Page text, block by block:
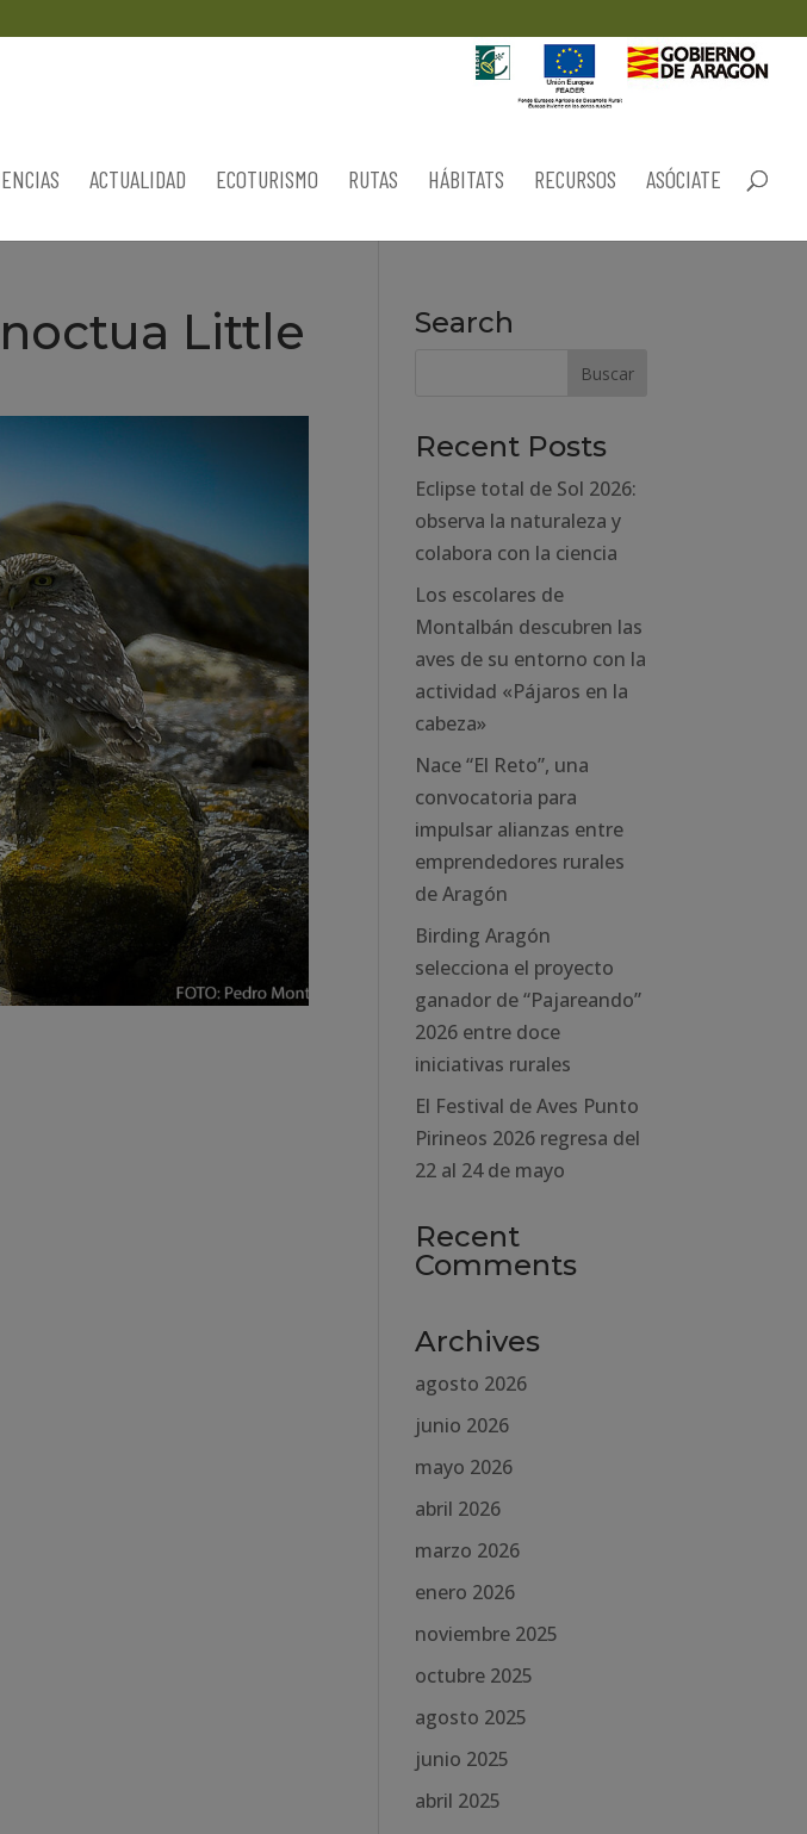
ACTUALIDAD ECOTURISMO RUTAS HÁBITATS RECURSOS ASÓCIATE
Little
Search
Recent Posts
Eclipse total de Sol 2026:
observa la naturaleza y
colabora con la ciencia
Los escolares de
Montalbán descubren las
aves de su entorno con la
actividad «Pájaros en la
cabeza»
Nace “El Reto”, una
convocatoria para
impulsar alianzas entre
emprendedores rurales
de Aragón
Birding Aragón
selecciona el proyecto
ganador de “Pajareando”
2026 entre doce
iniciativas rurales
El Festival de Aves Punto
Pirineos 2026 regresa del
22 al 24 de mayo
Recent
Comments
Archives
agosto 2026
junio 2026
mayo 2026
abril 2026
marzo 2026
enero 2026
noviembre 2025
octubre 2025
agosto 2025
junio 2025
abril 2025